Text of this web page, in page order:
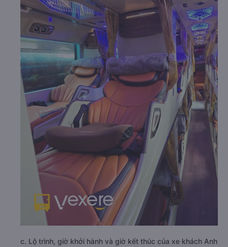
c. Lộ trình, giờ khởi hành và giờ kết thúc của xe khách Anh